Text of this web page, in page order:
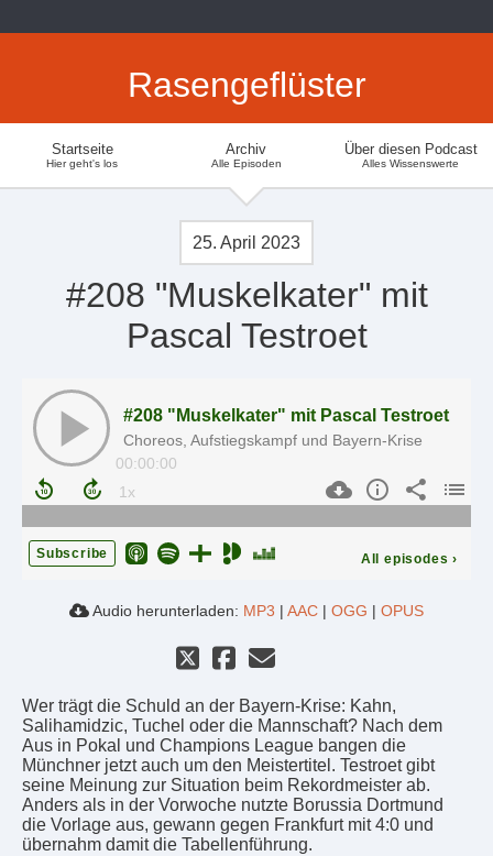
Rasengeflüster
Startseite
Hier geht's los
Archiv
Alle Episoden
Über diesen Podcast
Alles Wissenswerte
25. April 2023
#208 "Muskelkater" mit
Pascal Testroet
#208 "Muskelkater" mit Pascal Testroet
Choreos, Aufstiegskampf und Bayern-Krise
00:00:00
Subscribe All episodes ›
Audio herunterladen: MP3 | AAC | OGG | OPUS
Wer trägt die Schuld an der Bayern-Krise: Kahn,
Salihamidzic, Tuchel oder die Mannschaft? Nach dem
Aus in Pokal und Champions League bangen die
Münchner jetzt auch um den Meistertitel. Testroet gibt
seine Meinung zur Situation beim Rekordmeister ab.
Anders als in der Vorwoche nutzte Borussia Dortmund
die Vorlage aus, gewann gegen Frankfurt mit 4:0 und
übernahm damit die Tabellenführung.